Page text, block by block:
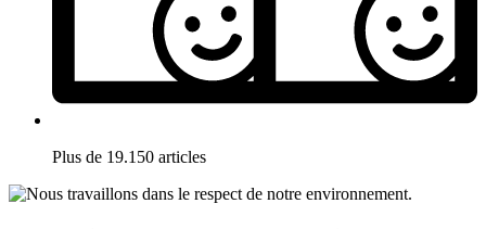
Plus de 19.150 articles